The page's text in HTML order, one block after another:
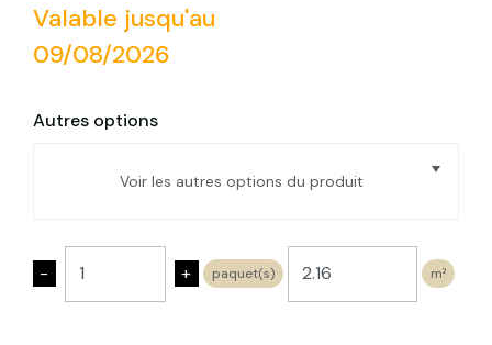
Valable jusqu'au
09/08/2026
Autres options
Voir les autres options du produit
POLYSTYRENE GRAPHITE | Ep. 20mm |
Format : 1.20x0.60 | R0,60
- + paquet(s) m²